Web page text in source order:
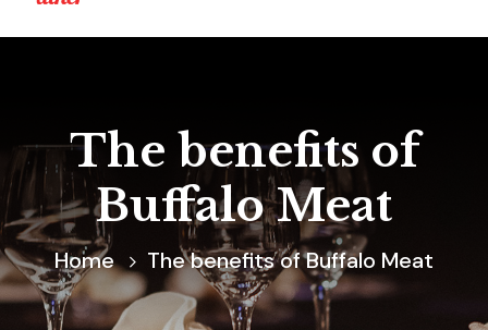
The benefits of
Buffalo Meat
Home The benefits of Buffalo Meat